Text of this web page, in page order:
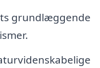
grundlæggende